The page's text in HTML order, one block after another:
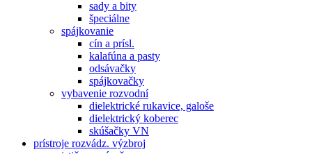
sady a bity
špeciálne
spájkovanie
cín a prísl.
kalafúna a pasty
odsávačky
spájkovačky
vybavenie rozvodní
dielektrické rukavice, galoše
dielektrický koberec
skúšačky VN
prístroje rozvádz. výzbroj